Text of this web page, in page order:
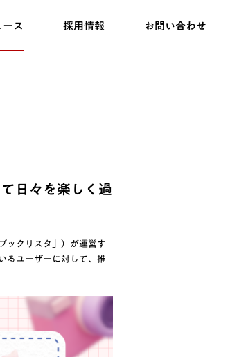
ース 採用情報 お問い合わせ
日々を楽しく過
ックリスタ」）が運営す
るユーザーに対して、推